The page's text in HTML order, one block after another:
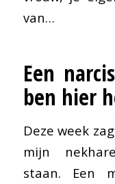
van…
Een
ben hier
Deze week
mijn
staan. Een